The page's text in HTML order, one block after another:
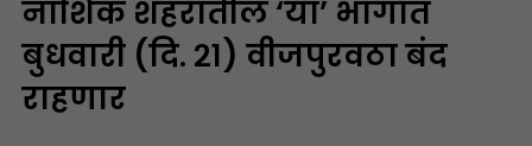
नाशिक शहरातील ‘या’ भागांत
बुधवारी (दि. २१) वीजपुरवठा बंद
राहणार